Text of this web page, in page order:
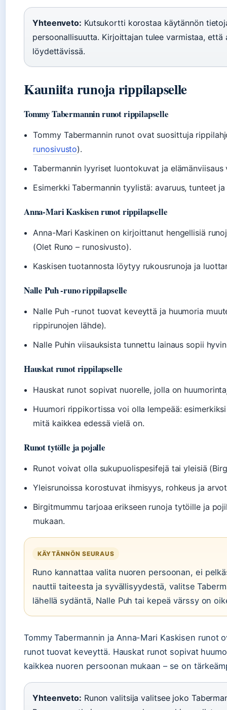
Yhteenveto: Kutsukortti korostaa käytännön
persoonallisuutta. Kirjoittajan tulee varmistaa,
löydettävissä.
Kauniita runoja rippilapselle
Tommy Tabermannin runot rippilapselle
Tommy Tabermannin runot ovat suosittuja
runosivusto).
Tabermannin lyyriset luontokuvat ja
Esimerkki Tabermannin tyylistä: avaruus, tunteet
Anna-Mari Kaskisen runot rippilapselle
Anna-Mari Kaskinen on kirjoittanut hengellisiä
(Olet Runo – runosivusto).
Kaskisen tuotannosta löytyy rukousrunoja ja
Nalle Puh -runo rippilapselle
Nalle Puh -runot tuovat keveyttä ja huumoria
rippirunojen lähde).
Nalle Puhin viisauksista tunnettu lainaus sopii
Hauskat runot rippilapselle
Hauskat runot sopivat nuorelle, jolla on
Huumori rippikortissa voi olla lempeää:
mitä kaikkea edessä vielä on.
Runot tytölle ja pojalle
Runot voivat olla sukupuolispesifejä tai yleisiä
Yleisrunoissa korostuvat ihmisyys, rohkeus ja
Birgitmummu tarjoaa erikseen runoja tytöille ja
mukaan.
KÄYTÄNNÖN SEURAUS
Runo kannattaa valita nuoren persoonan, ei
nauttii taiteesta ja syvällisyydestä, valitse
lähellä sydäntä, Nalle Puh tai kepeä värssy on
Tommy Tabermannin ja Anna-Mari Kaskisen runot
runot tuovat keveyttä. Hauskat runot sopivat
kaikkea nuoren persoonan mukaan – se on
Yhteenveto: Runon valitsija valitsee joko